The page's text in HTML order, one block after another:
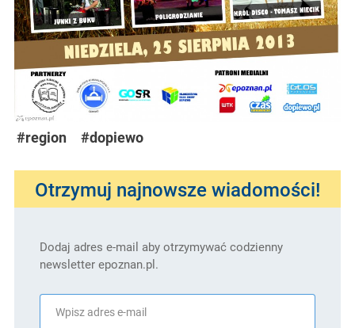
#region #dopiewo
Otrzymuj najnowsze wiadomości!
Dodaj adres e-mail aby otrzymywać codzienny
newsletter epoznan.pl.